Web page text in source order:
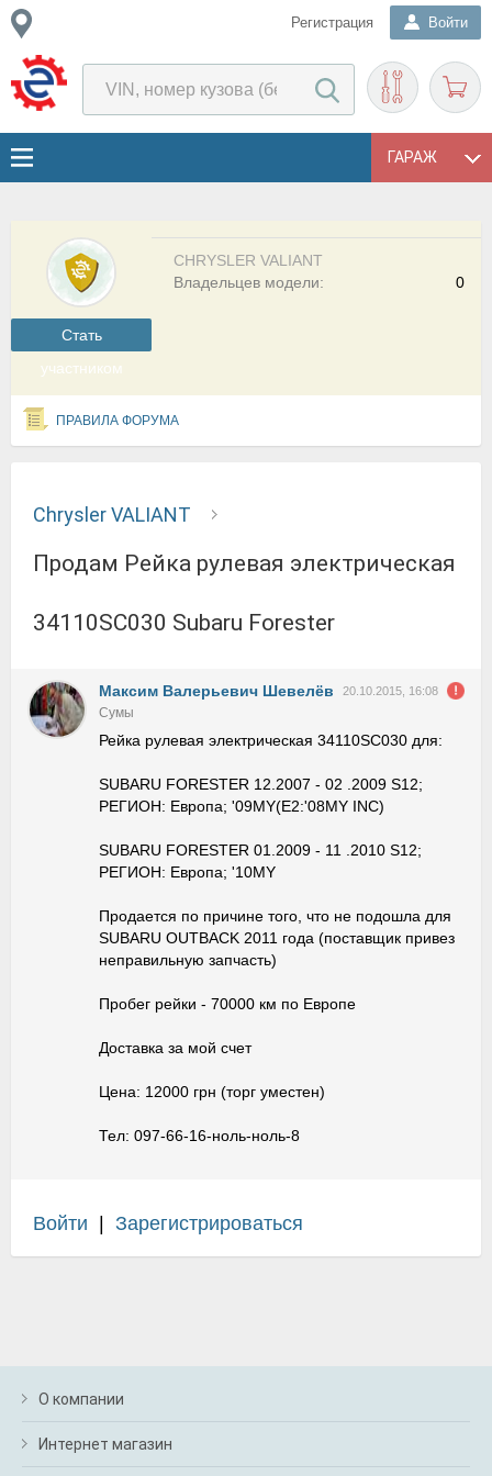
Регистрация Войти
ГАРАЖ
Cтать
участником
CHRYSLER VALIANT
0
Владельцев модели:
ПРАВИЛА ФОРУМА
Chrysler VALIANT
Продам Рейка рулевая электрическая
34110SC030 Subaru Forester
Максим Валерьевич Шевелёв 20.10.2015, 16:08
Сумы
Рейка рулевая электрическая 34110SC030 для:
SUBARU FORESTER 12.2007 - 02 .2009 S12;
РЕГИОН: Европа; '09MY(E2:'08MY INC)
SUBARU FORESTER 01.2009 - 11 .2010 S12;
РЕГИОН: Европа; '10MY
Продается по причине того, что не подошла для
SUBARU OUTBACK 2011 года (поставщик привез
неправильную запчасть)
Пробег рейки - 70000 км по Европе
Доставка за мой счет
Цена: 12000 грн (торг уместен)
Тел: 097-66-16-ноль-ноль-8
Войти Зарегистрироваться
О компании
Интернет магазин